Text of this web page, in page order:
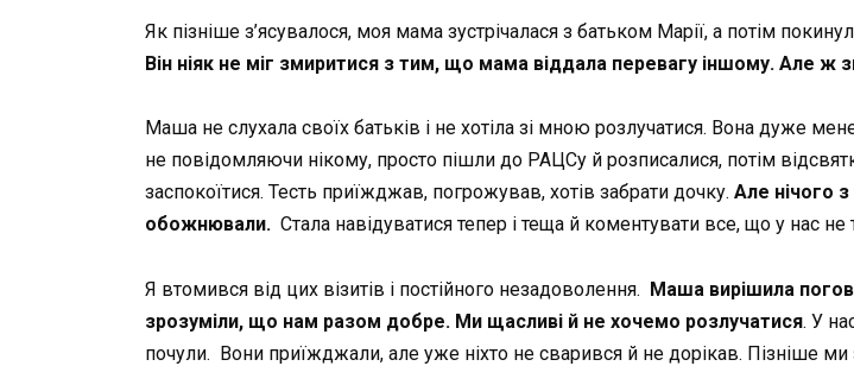
Як пізніше з’ясувалося, моя мама зустрічалася з батьком Марії, а потім
Він ніяк не міг змиритися з тим, що мама віддала перевагу іншому. Але ж
Маша не слухала своїх батьків і не хотіла зі мною розлучатися. Вона дуже
не повідомляючи нікому, просто пішли до РАЦСу й розписалися, потім
заспокоїтися. Тесть приїжджав, погрожував, хотів забрати дочку. Але нічого
обожнювали. Стала навідуватися тепер і теща й коментувати все, що у нас не
Я втомився від цих візитів і постійного незадоволення. Маша вирішила
зрозуміли, що нам разом добре. Ми щасливі й не хочемо розлучатися. У
почули. Вони приїжджали, але уже ніхто не сварився й не дорікав. Пізніше ми